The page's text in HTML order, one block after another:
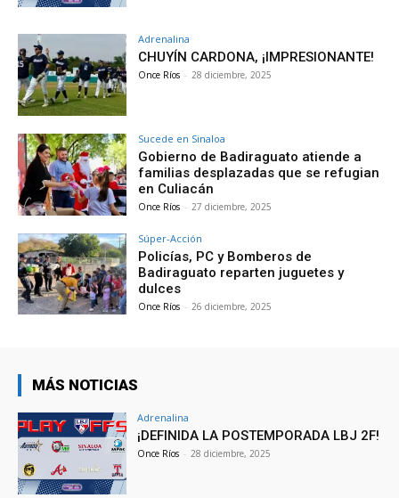
Adrenalina
CHUYÍN CARDONA, ¡IMPRESIONANTE!
Once Ríos - 28 diciembre, 2025
Sucede en Sinaloa
Gobierno de Badiraguato atiende a
familias desplazadas que se refugian
en Culiacán
Once Ríos - 27 diciembre, 2025
Súper-Acción
Policías, PC y Bomberos de
Badiraguato reparten juguetes y
dulces
Once Ríos - 26 diciembre, 2025
MÁS NOTICIAS
Adrenalina
¡DEFINIDA LA POSTEMPORADA LBJ 2F!
Once Ríos - 28 diciembre, 2025